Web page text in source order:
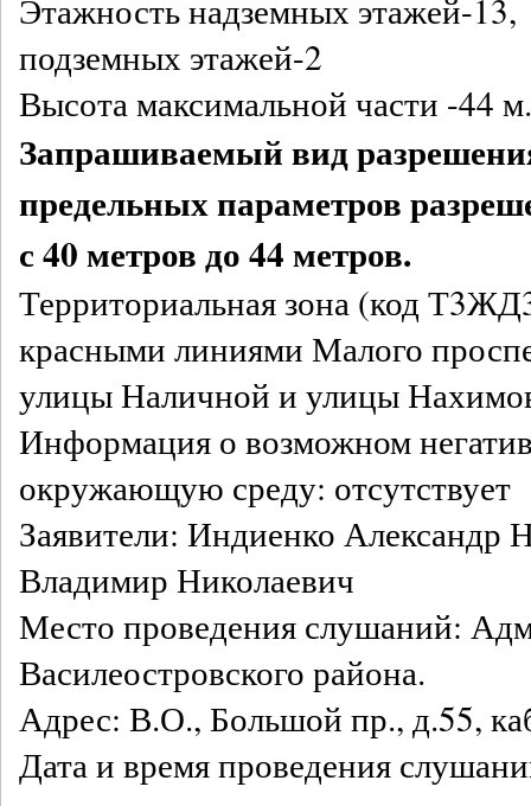
Этажность надземных этажей-13,
подземных этажей-2
Высота максимальной части -44 м.
Запрашиваемый вид
предельных параметров
с 40 метров до 44 метров.
Территориальная зона (код
красными линиями Малого
улицы Наличной и улицы
Информация о возможном
окружающую среду: отсутствует
Заявители: Индиенко Александр
Владимир Николаевич
Место проведения слушаний:
Василеостровского района.
Адрес: В.О., Большой пр., д.55,
Дата и время проведения